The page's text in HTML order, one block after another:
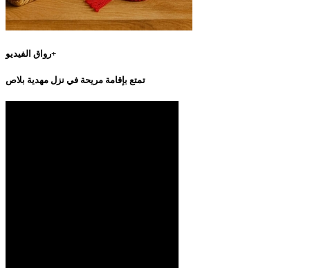
رواق الفيديو+
تمتع بإقامة مريحة في نزل مهدية بلاص